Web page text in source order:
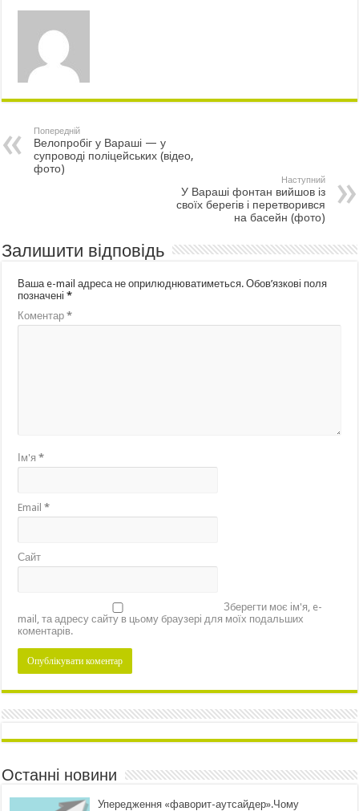
Попередній
Велопробіг у Вараші — у
супроводі поліцейських (відео,
фото)
Наступний
У Вараші фонтан вийшов із
своїх берегів і перетворився
на басейн (фото)
Залишити відповідь
Ваша e-mail адреса не оприлюднюватиметься. Обов’язкові поля
позначені*
Коментар*
Ім'я*
Email*
Сайт
Зберегти моє ім'я, e-
mail, та адресу сайту в цьому браузері для моїх подальших
коментарів.
Останні новини
Упередження «фаворит-аутсайдер».Чому